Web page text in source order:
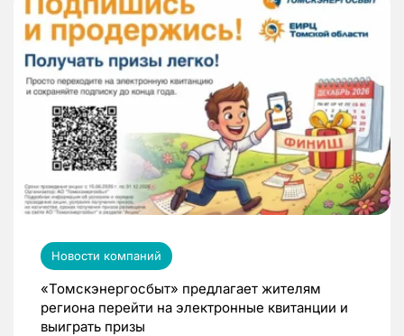
Новости компаний
«Томскэнергосбыт» предлагает жителям
региона перейти на электронные квитанции и
выиграть призы